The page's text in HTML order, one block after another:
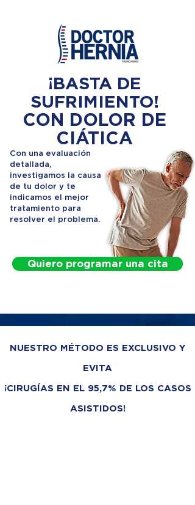
¡BASTA DE
SUFRIMIENTO!
CON DOLOR DE
CIÁTICA
Con una evaluación
detallada,
investigamos la causa
de tu dolor y te
indicamos el mejor
tratamiento para
resolver el problema.
Quiero programar una cita
NUESTRO MÉTODO ES EXCLUSIVO Y
EVITA
¡CIRUGÍAS EN EL 95,7% DE LOS CASOS
ASISTIDOS!